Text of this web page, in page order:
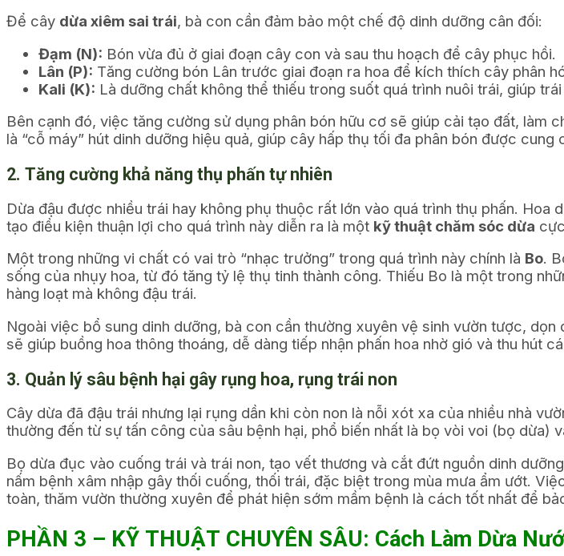
Để cây dừa xiêm sai trái, bà con cần đảm bảo một chế độ dinh dưỡng cân đối:
Đạm (N): Bón vừa đủ ở giai đoạn cây con và sau thu hoạch để cây phục hồi.
Lân (P): Tăng cường bón Lân trước giai đoạn ra hoa để kích thích cây phân
Kali (K): Là dưỡng chất không thể thiếu trong suốt quá trình nuôi trái, giúp
Bên cạnh đó, việc tăng cường sử dụng phân bón hữu cơ sẽ giúp cải tạo đất, làm
là “cỗ máy” hút dinh dưỡng hiệu quả, giúp cây hấp thụ tối đa phân bón được cung
2. Tăng cường khả năng thụ phấn tự nhiên
Dừa đậu được nhiều trái hay không phụ thuộc rất lớn vào quá trình thụ phấn.
tạo điều kiện thuận lợi cho quá trình này diễn ra là một kỹ thuật chăm sóc dừa
Một trong những vi chất có vai trò “nhạc trưởng” trong quá trình này chính là Bo.
sống của nhụy hoa, từ đó tăng tỷ lệ thụ tinh thành công. Thiếu Bo là một trong
hàng loạt mà không đậu trái.
Ngoài việc bổ sung dinh dưỡng, bà con cần thường xuyên vệ sinh vườn tược,
sẽ giúp buồng hoa thông thoáng, dễ dàng tiếp nhận phấn hoa nhờ gió và thu hút
3. Quản lý sâu bệnh hại gây rụng hoa, rụng trái non
Cây dừa đã đậu trái nhưng lại rụng dần khi còn non là nỗi xót xa của nhiều nhà
thường đến từ sự tấn công của sâu bệnh hại, phổ biến nhất là bọ vòi voi (bọ dừa)
Bọ dừa đục vào cuống trái và trái non, tạo vết thương và cắt đứt nguồn dinh
nấm bệnh xâm nhập gây thối cuống, thối trái, đặc biệt trong mùa mưa ẩm ướt.
toàn, thăm vườn thường xuyên để phát hiện sớm mầm bệnh là cách tốt nhất để
PHẦN 3 – KỸ THUẬT CHUYÊN SÂU: Cách Làm Dừa